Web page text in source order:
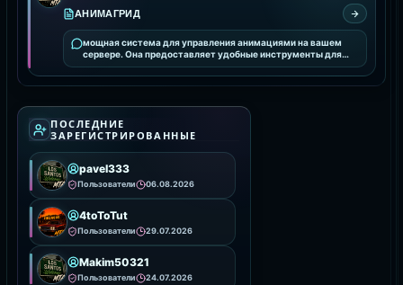
АНИМАГРИД
мощная система для управления анимациями на вашем
сервере. Она предоставляет удобные инструменты для
интеграции и настройки анимаций, улучшая визуальное
ПОСЛЕДНИЕ
ЗАРЕГИСТРИРОВАННЫЕ
pavel333
Пользователи 06.08.2026
4toToTut
Пользователи 29.07.2026
Makim50321
Пользователи 24.07.2026